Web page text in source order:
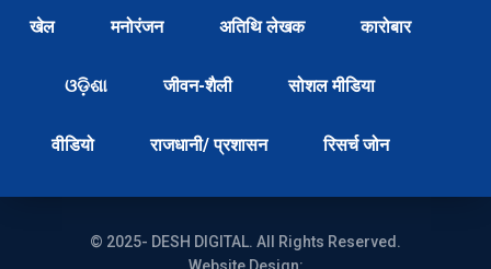
खेल मनोरंजन अतिथि लेखक कारोबार
ଓଡ଼ିଶା जीवन-शैली सोशल मीडिया
वीडियो राजधानी/ प्रशासन रिसर्च जोन
© 2025- DESH DIGITAL. All Rights Reserved.